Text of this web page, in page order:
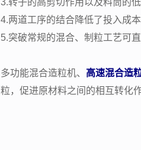
3.转子的高剪切作用以及料筒的
4.两道工序的结合降低了投入成本
5.突破常规的混合、制粒工艺可
多功能混合造粒机、 高速混合造
粒，促进原材料之间的相互转化